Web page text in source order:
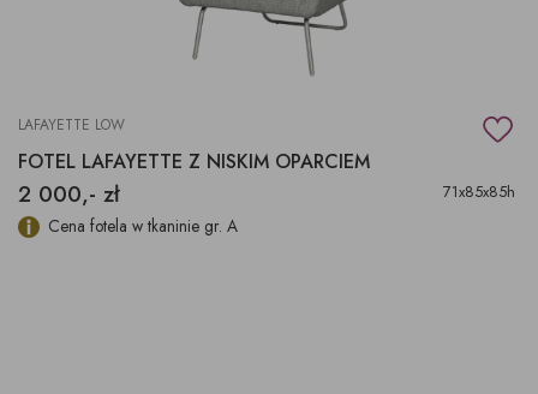
LAFAYETTE LOW
FOTEL LAFAYETTE Z NISKIM OPARCIEM
2 000,- zł 71x85x85h
Cena fotela w tkaninie gr. A